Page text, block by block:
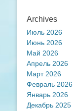
Archives
Июль 2026
Июнь 2026
Май 2026
Апрель 2026
Март 2026
Февраль 2026
Январь 2026
Декабрь 2025